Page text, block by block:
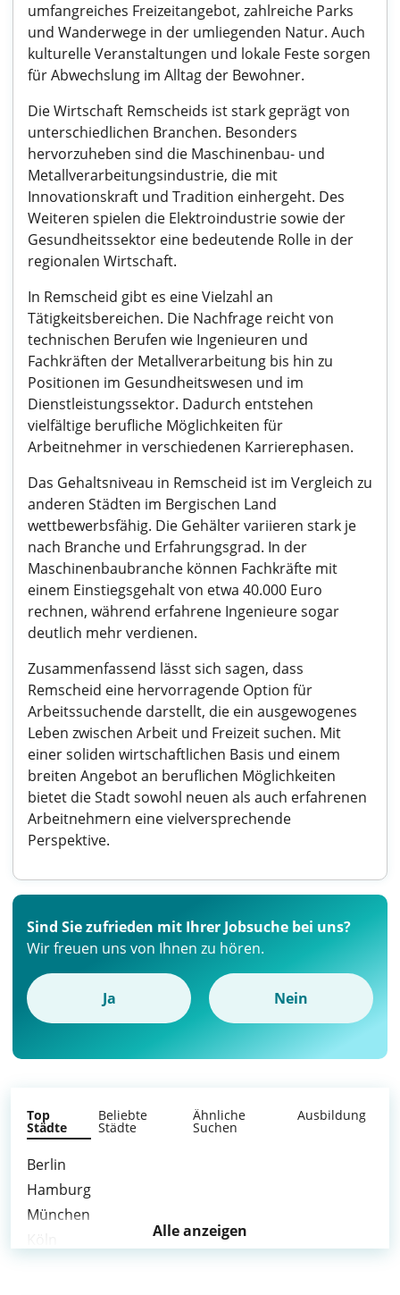
umfangreiches Freizeitangebot, zahlreiche Parks
und Wanderwege in der umliegenden Natur. Auch
kulturelle Veranstaltungen und lokale Feste sorgen
für Abwechslung im Alltag der Bewohner.
Die Wirtschaft Remscheids ist stark geprägt von
unterschiedlichen Branchen. Besonders
hervorzuheben sind die Maschinenbau- und
Metallverarbeitungsindustrie, die mit
Innovationskraft und Tradition einhergeht. Des
Weiteren spielen die Elektroindustrie sowie der
Gesundheitssektor eine bedeutende Rolle in der
regionalen Wirtschaft.
In Remscheid gibt es eine Vielzahl an
Tätigkeitsbereichen. Die Nachfrage reicht von
technischen Berufen wie Ingenieuren und
Fachkräften der Metallverarbeitung bis hin zu
Positionen im Gesundheitswesen und im
Dienstleistungssektor. Dadurch entstehen
vielfältige berufliche Möglichkeiten für
Arbeitnehmer in verschiedenen Karrierephasen.
Das Gehaltsniveau in Remscheid ist im Vergleich zu
anderen Städten im Bergischen Land
wettbewerbsfähig. Die Gehälter variieren stark je
nach Branche und Erfahrungsgrad. In der
Maschinenbaubranche können Fachkräfte mit
einem Einstiegsgehalt von etwa 40.000 Euro
rechnen, während erfahrene Ingenieure sogar
deutlich mehr verdienen.
Zusammenfassend lässt sich sagen, dass
Remscheid eine hervorragende Option für
Arbeitssuchende darstellt, die ein ausgewogenes
Leben zwischen Arbeit und Freizeit suchen. Mit
einer soliden wirtschaftlichen Basis und einem
breiten Angebot an beruflichen Möglichkeiten
bietet die Stadt sowohl neuen als auch erfahrenen
Arbeitnehmern eine vielversprechende
Perspektive.
Sind Sie zufrieden mit Ihrer Jobsuche bei uns?
Wir freuen uns von Ihnen zu hören.
Ja Nein
Top
Städte
Beliebte
Städte
Ähnliche
Suchen
Ausbildung
Berlin
Hamburg
München
Alle anzeigen